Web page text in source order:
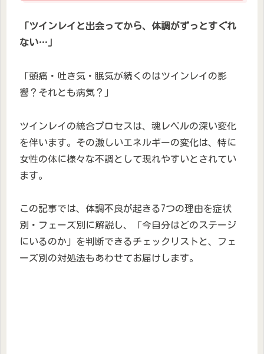
「ツインレイと出会ってから、体調がずっとすぐれ
ない…
「頭痛・吐き気・眠気が続くのはツインレイの影
響？それとも病気？」
ツインレイの統合プロセスは、魂レベルの深い変化
を伴います。その激しいエネルギーの変化は、特に
女性の体に様々な不調として現れやすいとされてい
ます。
この記事では、体調不良が起きる7つの理由を症状
別・フェーズ別に解説し、「今自分はどのステージ
にいるのか」を判断できるチェックリストと、フェ
ーズ別の対処法もあわせてお届けします。